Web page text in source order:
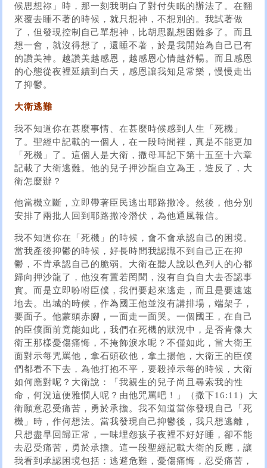
候思想祢」時，那一刻我明白了對付失眠的辦法了。在翻
來覆去睡不著的時候，就只想神，不想別的。我試著做
了，但發現控制自己單想神，比胡思亂想困難多了。而且
想一會，就沒得想了，還睡不著，於是我開始為自己已有
的讚美神。越讚美越感恩，越感恩心情越舒暢。而且感恩
的心態從夜裡延續到白天，感恩讓我知足常樂，慢慢走出
了抑鬱。
大衛逃難
我不知道你在甚麼事情、在甚麼時候感到人生「死機」
了。聖經中記載的一個人，在一段時間裡，真是不能更加
「死機」了。這個人是大衛，撒母耳記下第十五至十六章
記載了大衛逃難。他的兒子押沙龍自立為王，造反了，大
衛怎麼辦？
他當機立斷，立即帶著臣民逃出耶路撒冷。然後，他分別
安排了兩批人回到耶路撒冷潛伏，為他通風報信。
我不知道你在「死機」的時候，會不會承認自己的困境。
當我產後抑鬱的時候，好長時間我認識不到自己正在抑
鬱，不肯承認自己的脆弱。大衛在聽人說以色列人的心都
歸向押沙龍了，他沒有置若罔聞，沒有自負自大去否認事
實。而是立即吩咐臣僕，我們要起來逃走，而且是要速速
地去。出城的時候，作為國王他並沒有講排場，端架子，
要面子。他蒙頭赤腳，一面走一面哭。一個國王，在自己
的臣僕面前竟能如此，我們在死機的狀況中，是否肯像大
衛王那樣憂傷痛悔，不掩飾淚水呢？不僅如此，當大衛王
面對示每咒罵他，拿石頭砍他，拿土揚他，大衛王的臣僕
們都看不下去，為他打抱不平，要殺掉示每的時候，大衛
如何應對呢？大衛說：「我親生的兒子尚且尋索我的性
命，何況這便雅憫人呢？由他咒罵吧！」（撒下16:11）大
衛願意忍受痛苦，勇於承擔。我不知道當你發現自己「死
機」時，作何想法。當我發現自己抑鬱後，我只想逃離，
只想盡早回歸正常，一味埋怨孩子夜裡不好好睡，卻不能
去忍受痛苦，勇於承擔。這一段聖經記載大衛的反應，讓
我看到承認困境包括：逃避危難，憂傷痛悔，忍受痛苦，